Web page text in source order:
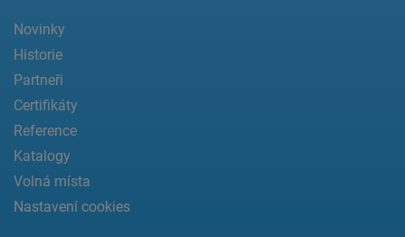
Novinky
Historie
Partneři
Certifikáty
Reference
Katalogy
Volná místa
Nastavení cookies